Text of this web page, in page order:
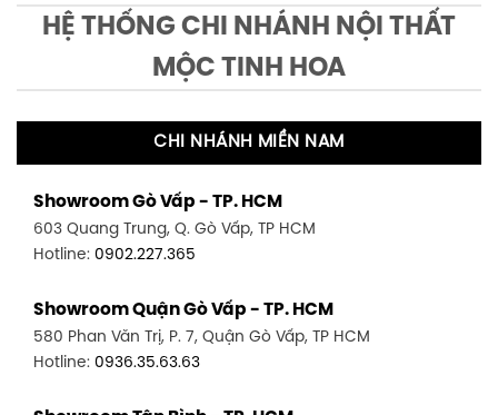
HỆ THỐNG CHI NHÁNH NỘI THẤT
MỘC TINH HOA
CHI NHÁNH MIỀN NAM
Showroom Gò Vấp - TP. HCM
603 Quang Trung, Q. Gò Vấp, TP HCM
Hotline: 0902.227.365
Showroom Quận Gò Vấp - TP. HCM
580 Phan Văn Trị, P. 7, Quận Gò Vấp, TP HCM
Hotline: 0936.35.63.63